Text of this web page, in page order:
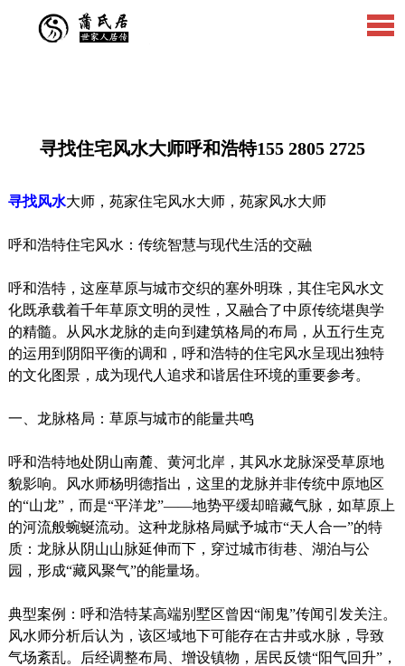
寻找住宅风水大师呼和浩特155 2805 2725
寻找风水大师，苑家住宅风水大师，苑家风水大师
呼和浩特住宅风水：传统智慧与现代生活的交融
呼和浩特，这座草原与城市交织的塞外明珠，其住宅风水文
化既承载着千年草原文明的灵性，又融合了中原传统堪舆学
的精髓。从风水龙脉的走向到建筑格局的布局，从五行生克
的运用到阴阳平衡的调和，呼和浩特的住宅风水呈现出独特
的文化图景，成为现代人追求和谐居住环境的重要参考。
一、龙脉格局：草原与城市的能量共鸣
呼和浩特地处阴山南麓、黄河北岸，其风水龙脉深受草原地
貌影响。风水师杨明德指出，这里的龙脉并非传统中原地区
的“山龙”，而是“平洋龙”——地势平缓却暗藏气脉，如草原上
的河流般蜿蜒流动。这种龙脉格局赋予城市“天人合一”的特
质：龙脉从阴山山脉延伸而下，穿过城市街巷、湖泊与公
园，形成“藏风聚气”的能量场。
典型案例：呼和浩特某高端别墅区曾因“闹鬼”传闻引发关注。
风水师分析后认为，该区域地下可能存在古井或水脉，导致
气场紊乱。后经调整布局、增设镇物，居民反馈“阳气回升”，